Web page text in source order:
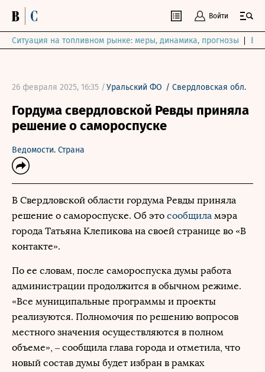
Войти
Ситуация на топливном рынке: меры, динамика, прогнозы
26 февраля 2025, 16:35 /Уральский ФО / Свердловская обл.
Гордума свердловской Ревды приняла
решение о самороспуске
Ведомости. Страна
В Свердловской области гордума Ревды приняла
решение о самороспуске. Об это сообщила мэра
города Татьяна Клепикова на своей странице во «В
контакте».
По ее словам, после самороспуска думы работа
администрации продолжится в обычном режиме.
«Все муниципальные программы и проекты
реализуются. Полномочия по решению вопросов
местного значения осуществляются в полном
объеме», – сообщила глава города и отметила, что
новый состав думы будет избран в рамках